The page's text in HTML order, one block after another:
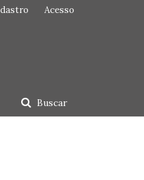
Buscar
Acesso